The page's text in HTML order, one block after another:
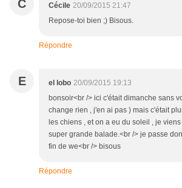
C Cécile 20/09/2015 21:47
Repose-toi bien ;) Bisous.
Répondre
E el lobo 20/09/2015 19:13
bonsoir<br /> ici c'était dimanche sans
change rien , j'en ai pas ) mais c'était
les chiens , et on a eu du soleil , je
super grande balade.<br /> je passe
fin de we<br /> bisous
Répondre